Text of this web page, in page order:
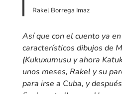
Rakel Borrega Imaz
Así que con el cuento ya
característicos dibujos de
(Kukuxumusu y ahora
unos meses, Rakel y su
para irse a Cuba, y